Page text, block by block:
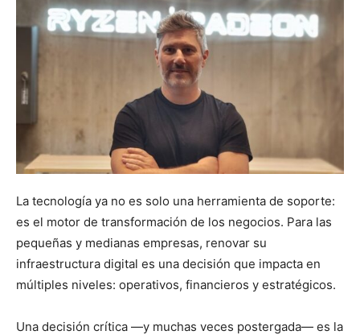
La tecnología ya no es solo una herramienta de soporte:
es el motor de transformación de los negocios. Para las
pequeñas y medianas empresas, renovar su
infraestructura digital es una decisión que impacta en
múltiples niveles: operativos, financieros y estratégicos.
Una decisión crítica —y muchas veces postergada— es la